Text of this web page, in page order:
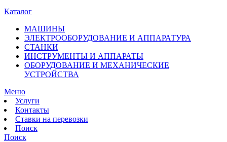
Каталог
МАШИНЫ
ЭЛЕКТРООБОРУДОВАНИЕ И АППАРАТУРА
СТАНКИ
ИНСТРУМЕНТЫ И АППАРАТЫ
ОБОРУДОВАНИЕ И МЕХАНИЧЕСКИЕ
УСТРОЙСТВА
Меню
Услуги
Контакты
Ставки на перевозки
Поиск
Поиск